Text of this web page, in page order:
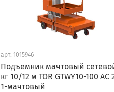
арт.1015946
Подъемник мачтовый
кг 10/12 м TOR GTWY10-100 AC
1-мачтовый